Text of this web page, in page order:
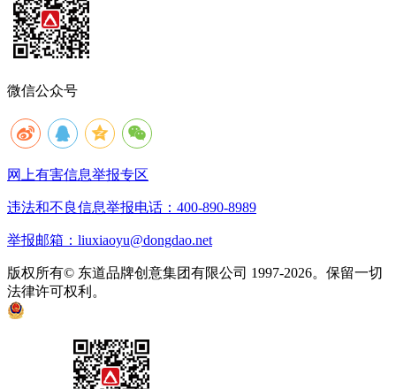
微信公众号
网上有害信息举报专区
违法和不良信息举报电话：400-890-8989
举报邮箱：liuxiaoyu@dongdao.net
版权所有© 东道品牌创意集团有限公司 1997-2026。保留一切
法律许可权利。